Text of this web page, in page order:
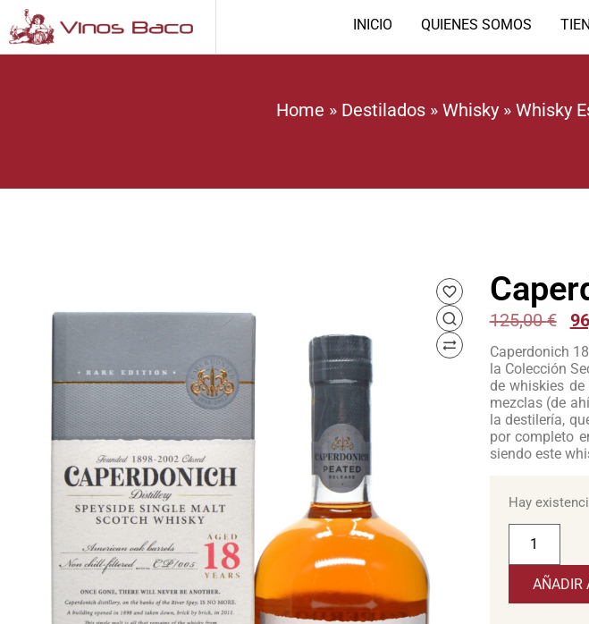
INICIO QUIENES SOMOS
Home » Destilados » Whisky » Whisky
125,00€
Caperdonich
la Colección
de whiskies
mezclas (de
la destilería,
por completo
siendo este
Hay
AÑADIR